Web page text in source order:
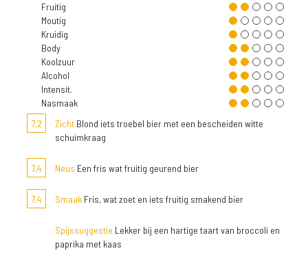
Fruitig
Moutig
Kruidig
Body
Koolzuur
Alcohol
Intensit.
Nasmaak
7,2
Zicht Blond iets troebel bier met een bescheiden witte
schuimkraag
7,4 Neus Een fris wat fruitig geurend bier
7,4 Smaak Fris, wat zoet en iets fruitig smakend bier
Spijssuggestie Lekker bij een hartige taart van broccoli en
paprika met kaas